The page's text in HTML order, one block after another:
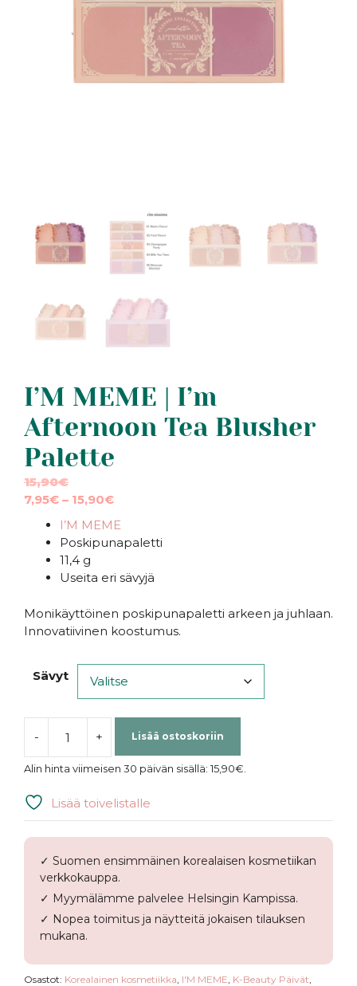
I’M MEME | I’m
Afternoon Tea Blusher
Palette
15,90€
7,95€ – 15,90€Hintaluokka:
-
15,90€
I’M MEME
Poskipunapaletti
11,4 g
Useita eri sävyjä
Monikäyttöinen poskipunapaletti arkeen ja juhlaan.
Innovatiivinen koostumus.
Sävyt
-
MEME
I'm
Palette
määrä
+ Lisää ostoskoriin
Alin hinta viimeisen 30 päivän sisällä: 15,90€.
Lisää toivelistalle
✓ Suomen ensimmäinen korealaisen kosmetiikan
verkkokauppa.
✓ Myymälämme palvelee Helsingin Kampissa.
✓ Nopea toimitus ja näytteitä jokaisen tilauksen
mukana.
Osastot: Korealainen kosmetiikka I'M MEME K-Beauty Päivät